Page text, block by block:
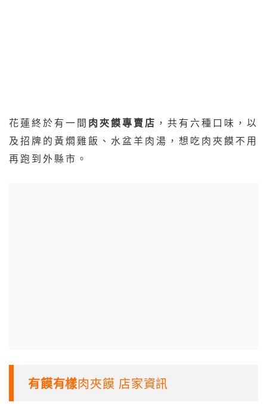
花蓮終於有一間 肉夾饃專賣店 ，共有六種口味，以
及招牌的黃燜雞飯、水盆羊肉湯，想吃肉夾饃不用
再跑到外縣市。
有饃有樣肉夾饃 店家資訊